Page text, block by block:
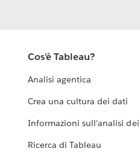
Cos'è Tableau?
Analisi agentica
Crea una cultura dei dati
Informazioni sull'analisi
Ricerca di Tableau